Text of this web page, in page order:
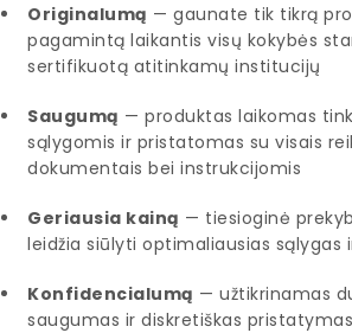
Originalumą — gaunate tik tikrą
pagamintą laikantis visų kokybės
sertifikuotą atitinkamų institucijų
Saugumą — produktas laikomas
sąlygomis ir pristatomas su visais
dokumentais bei instrukcijomis
Geriausia kainą — tiesioginė
leidžia siūlyti optimaliausias sąlygas
Konfidencialumą — užtikrinamas
saugumas ir diskretiškas pristatymas